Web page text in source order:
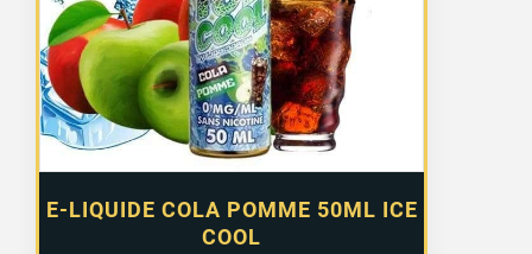
E-LIQUIDE COLA POMME 50ML ICE
COOL